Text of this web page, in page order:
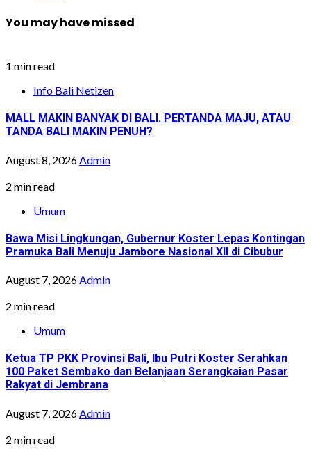
You may have missed
1 min read
Info Bali Netizen
MALL MAKIN BANYAK DI BALI. PERTANDA MAJU, ATAU
TANDA BALI MAKIN PENUH?
August 8, 2026 Admin
2 min read
Umum
Bawa Misi Lingkungan, Gubernur Koster Lepas Kontingan
Pramuka Bali Menuju Jambore Nasional XII di Cibubur
August 7, 2026Admin
2 min read
Umum
Ketua TP PKK Provinsi Bali, Ibu Putri Koster Serahkan
100 Paket Sembako dan Belanjaan Serangkaian Pasar
Rakyat di Jembrana
August 7, 2026 Admin
2 min read